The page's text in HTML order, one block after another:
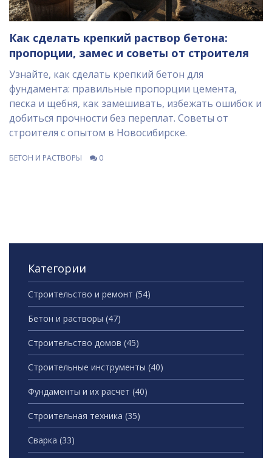
Как сделать крепкий раствор бетона:
пропорции, замес и советы от строителя
Узнайте, как сделать крепкий бетон для
фундамента: правильные пропорции цемента,
песка и щебня, как замешивать, избежать ошибок и
добиться прочности без переплат. Советы от
строителя с опытом в Новосибирске.
БЕТОН И РАСТВОРЫ 0
Категории
Строительство и ремонт (54)
Бетон и растворы (47)
Строительство домов (45)
Строительные инструменты (40)
Фундаменты и их расчет (40)
Строительная техника (35)
Сварка (33)